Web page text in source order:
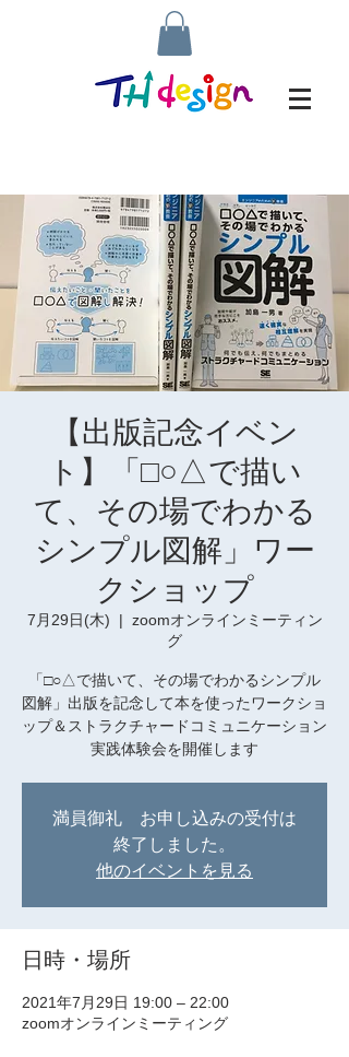
【出版記念イベン
ト】「□○△で描い
て、その場でわかる
シンプル図解」ワー
クショップ
7月29日(木)
  |
zoomオンラインミーティン
グ
「□○△で描いて、その場でわかるシンプル
図解」出版を記念して本を使ったワークショ
ップ＆ストラクチャードコミュニケーション
実践体験会を開催します
満員御礼 お申し込みの受付は
終了しました。
他のイベントを見る
日時・場所
2021年7月29日 19:00 – 22:00
zoomオンラインミーティング